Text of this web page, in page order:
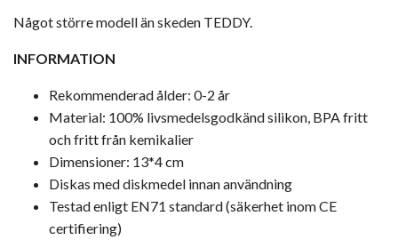
Något större modell än skeden TEDDY.
INFORMATION
Rekommenderad ålder: 0-2 år
Material: 100% livsmedelsgodkändsilikon, BPA fritt
och fritt från kemikalier
Dimensioner: 13*4 cm
Diskas med diskmedel innan användning
Testad enligt EN71 standard (säkerhet inom CE
certifiering)